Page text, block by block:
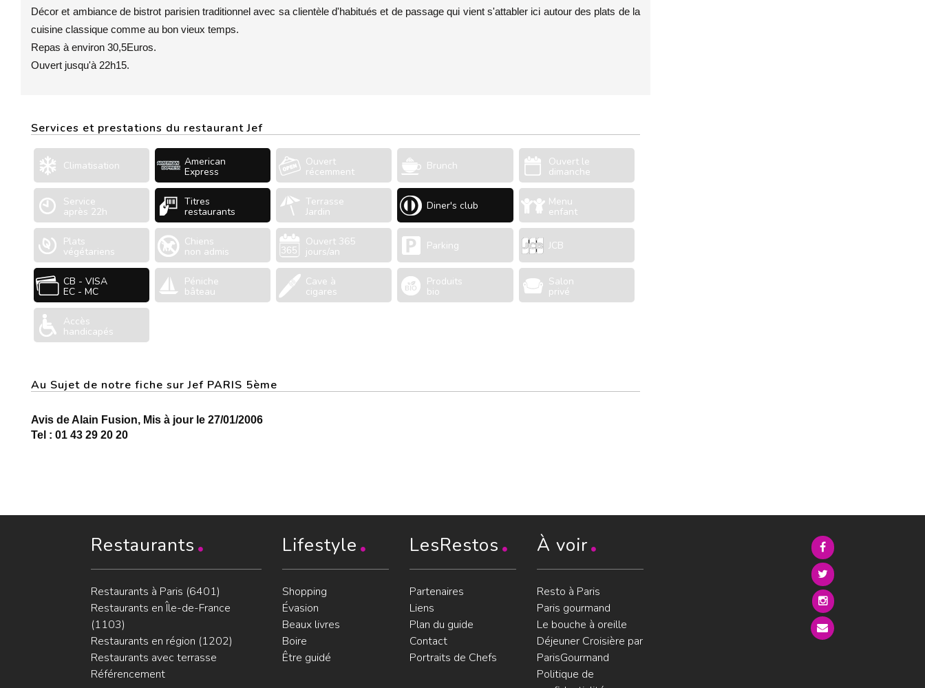
Décor et ambiance de bistrot parisien traditionnel avec sa clientèle d'habitués et de passage qui vient s'attabler ici autour des plats de la
cuisine classique comme au bon vieux temps.
Repas à environ 30,5Euros.
Ouvert jusqu'à 22h15.
Services et prestations du restaurant Jef
Climatisation American
Express
Ouvert
récemment Brunch Ouvert le
dimanche
Service
après 22h
Titres
restaurants
Terrasse
Jardin Diner's club Menu
enfant
Plats
végétariens
Chiens
non admis
Ouvert 365
jours/an Parking JCB
CB - VISA
EC - MC
Péniche
bâteau
Cave à
cigares
Produits
bio
Salon
privé
Accès
handicapés
Au Sujet de notre fiche sur Jef PARIS 5ème
Avis de Alain Fusion, Mis à jour le 27/01/2006
Tel : 01 43 29 20 20
Restaurants
Restaurants à Paris (6401)
Restaurants en Île-de-France
(1103)
Restaurants en région (1202)
Restaurants avec terrasse
Référencement
Lifestyle
Shopping
Évasion
Beaux livres
Boire
Être guidé
LesRestos
Partenaires
Liens
Plan du guide
Contact
Portraits de Chefs
À voir
Resto à Paris
Paris gourmand
Le bouche à oreille
Déjeuner Croisière par
ParisGourmand
Politique de